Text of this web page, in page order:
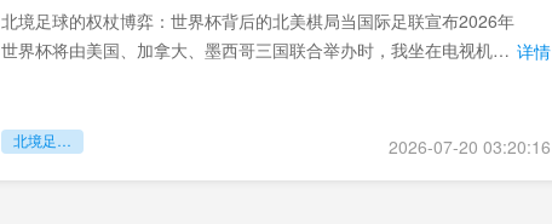
北境足球的权杖博弈：世界杯背后的北美棋局当国际足联宣布2026年
世界杯将由美国、加拿大、墨西哥三国联合举办时，我坐在电视机
详情
北境足球的权杖博弈：世界杯背后的北美棋局 2026-07-20 03:20:16